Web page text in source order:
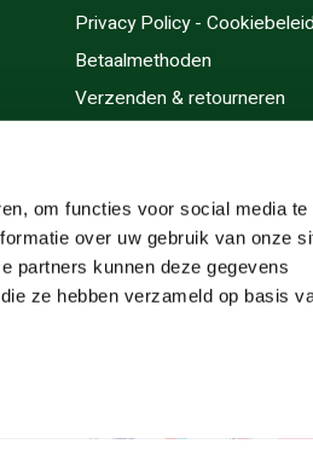
om functies voor social media te
over uw gebruik van onze
partners kunnen deze gegevens
ze hebben verzameld op basis
Privacy Policy -
Betaalmethoden
Verzenden & retourneren
Cadeaubonnen
Inlijsten
Servicegebieden